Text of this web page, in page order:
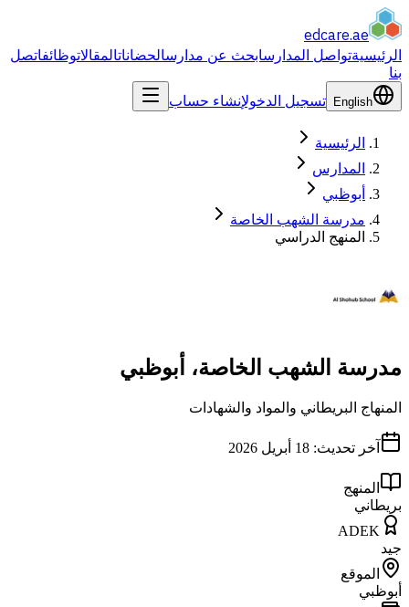
edcare.ae
الرئيسيةتواصل المدارسابحث عن مدارسالحضاناتالمقالاتوظائفاتصل
بنا
English تسجيل الدخولإنشاء حساب
الرئيسية
المدارس
أبوظبي
مدرسة الشهب الخاصة
المنهج الدراسي
مدرسة الشهب الخاصة، أبوظبي
المنهاج البريطاني والمواد والشهادات
آخر تحديث: 18 أبريل 2026
المنهج
بريطاني
ADEK
جيد
الموقع
أبوظبي